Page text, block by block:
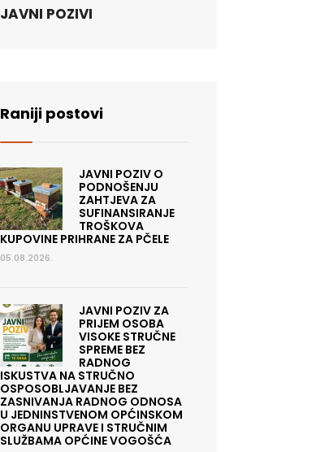
JAVNI POZIVI
Raniji postovi
JAVNI POZIV O
PODNOŠENJU
ZAHTJEVA ZA
SUFINANSIRANJE
TROŠKOVA
KUPOVINE PRIHRANE ZA PČELE
05.08.2026.
JAVNI POZIV ZA
PRIJEM OSOBA
VISOKE STRUČNE
SPREME BEZ
RADNOG
ISKUSTVA NA STRUČNO
OSPOSOBLJAVANJE BEZ
ZASNIVANJA RADNOG ODNOSA
U JEDNINSTVENOM OPĆINSKOM
ORGANU UPRAVE I STRUČNIM
SLUŽBAMA OPĆINE VOGOŠĆA